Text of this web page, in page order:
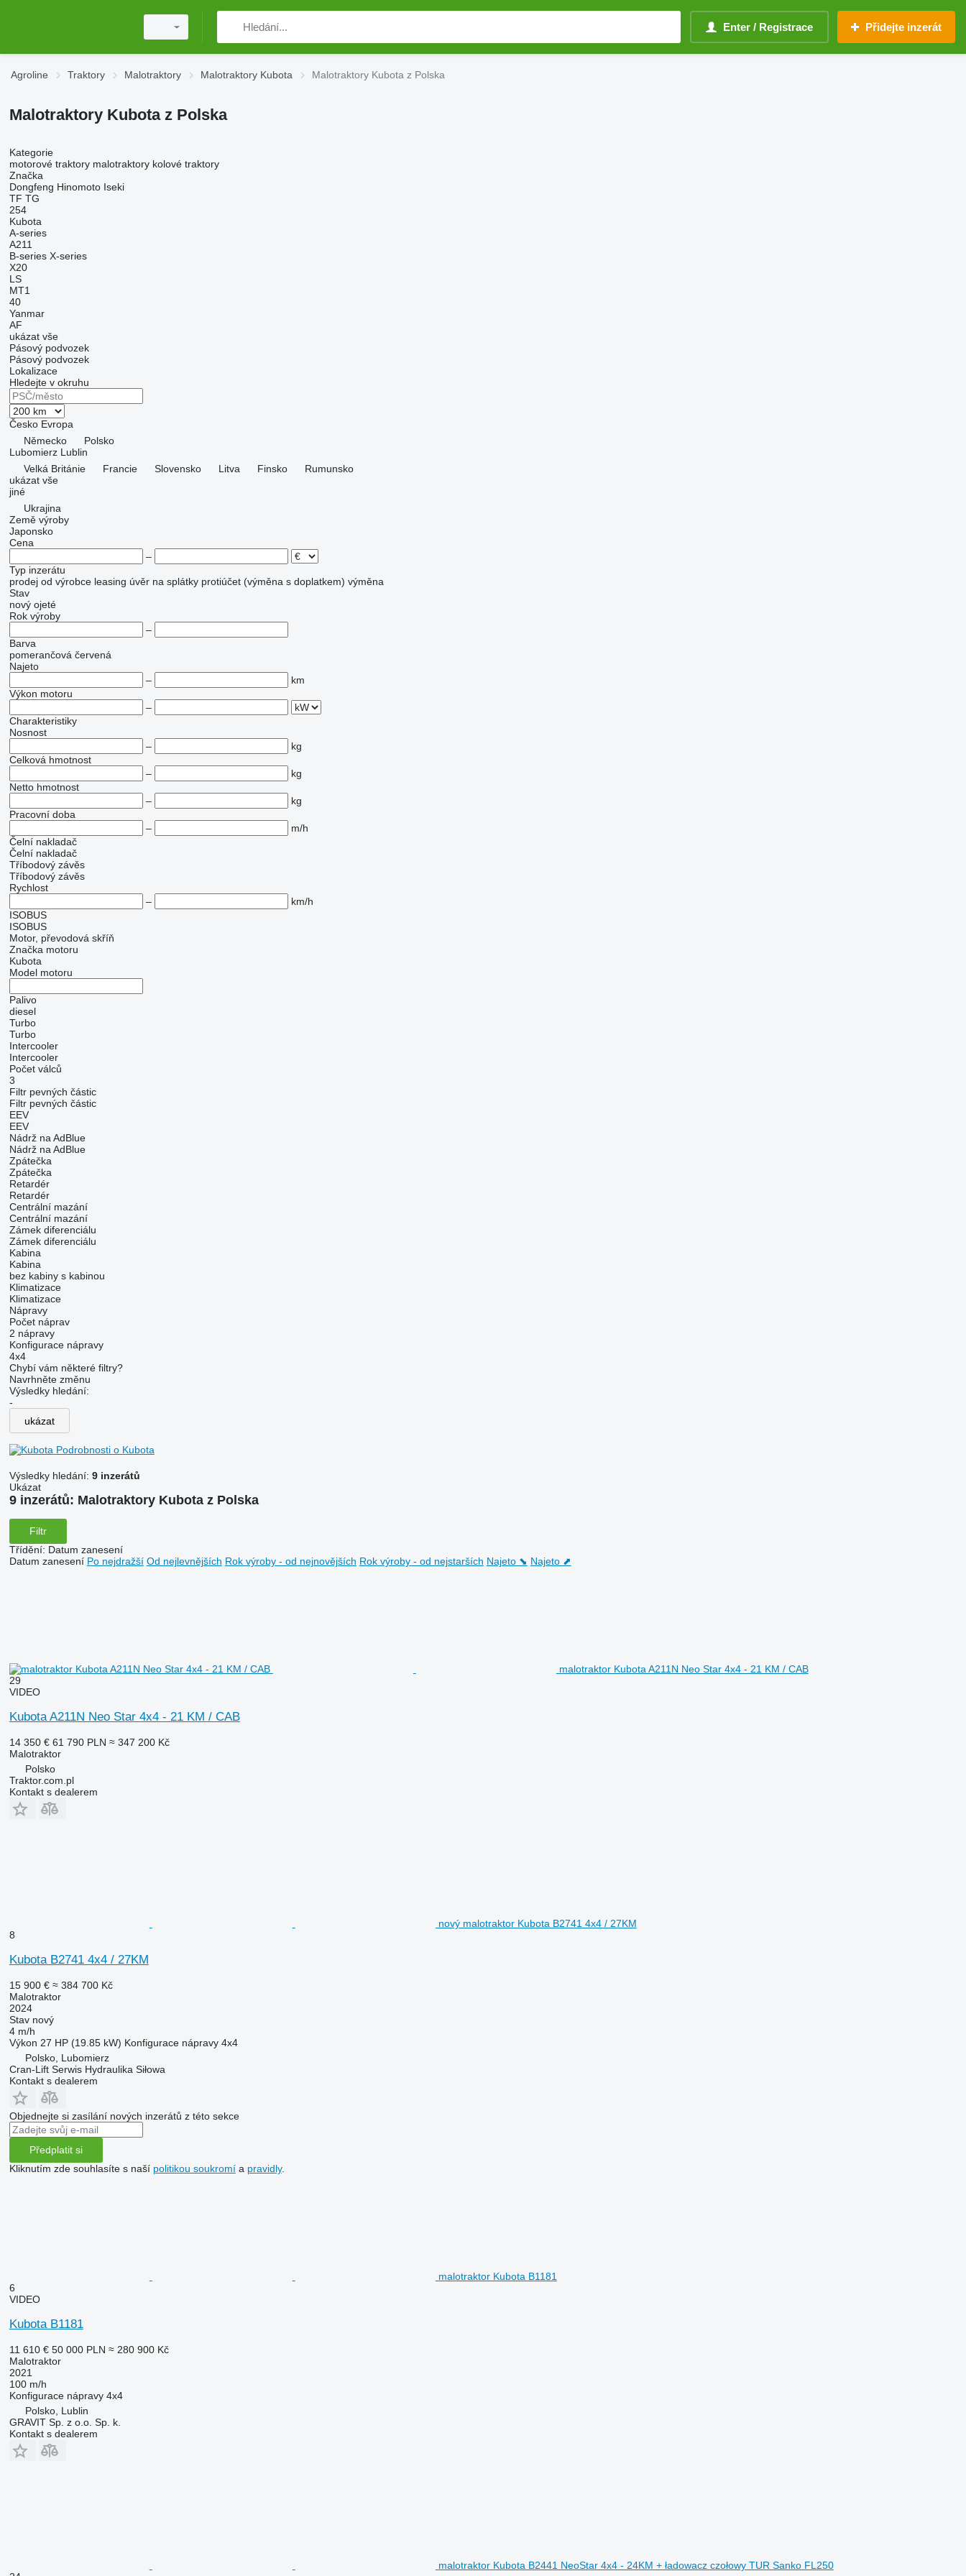
Enter / Registrace Přidejte inzerát
Agroline Traktory Malotraktory Malotraktory Kubota Malotraktory Kubota z Polska
Malotraktory Kubota z Polska
Kategorie
motorové traktory malotraktory kolové traktory
Značka
Dongfeng Hinomoto Iseki
TF TG
254
Kubota
A-series
A211
B-series X-series
X20
LS
MT1
40
Yanmar
AF
ukázat vše
Pásový podvozek
Pásový podvozek
Lokalizace
Hledejte v okruhu
Česko Evropa
Německo
Polsko
Lubomierz Lublin
Velká Británie
Francie Slovensko Litva Finsko
Rumunsko
ukázat vše
jiné
Ukrajina
Země výroby
Japonsko
Cena
–
Typ inzerátu
prodej od výrobce leasing úvěr na splátky protiúčet (výměna s doplatkem) výměna
Stav
nový ojeté
Rok výroby
–
Barva
pomerančová červená
Najeto
–
km
Výkon motoru
–
Charakteristiky
Nosnost
–
kg
Celková hmotnost
–
kg
Netto hmotnost
–
kg
Pracovní doba
–
m/h
Čelní nakladač
Čelní nakladač
Tříbodový závěs
Tříbodový závěs
Rychlost
–
km/h
ISOBUS
ISOBUS
Motor, převodová skříň
Značka motoru
Kubota
Model motoru
Palivo
diesel
Turbo
Turbo
Intercooler
Intercooler
Počet válců
3
Filtr pevných částic
Filtr pevných částic
EEV
EEV
Nádrž na AdBlue
Nádrž na AdBlue
Zpátečka
Zpátečka
Retardér
Retardér
Centrální mazání
Centrální mazání
Zámek diferenciálu
Zámek diferenciálu
Kabina
Kabina
bez kabiny s kabinou
Klimatizace
Klimatizace
Nápravy
Počet náprav
2 nápravy
Konfigurace nápravy
4x4
Chybí vám některé filtry?
Navrhněte změnu
Výsledky hledání:
-
ukázat
Podrobnosti o Kubota
Výsledky hledání: 9 inzerátů
Ukázat
9 inzerátů: Malotraktory Kubota z Polska
Filtr
Třídění: Datum zanesení
Datum zanesení Po nejdražší Od nejlevnějších Rok výroby - od nejnovějších Rok výroby - od nejstarších Najeto ⬊ Najeto ⬈
malotraktor Kubota A211N Neo Star 4x4 - 21 KM / CAB
29
VIDEO
Kubota A211N Neo Star 4x4 - 21 KM / CAB
14 350 € 61 790 PLN ≈ 347 200 Kč
Malotraktor
Polsko
Traktor.com.pl
Kontakt s dealerem
nový malotraktor Kubota B2741 4x4 / 27KM
8
Kubota B2741 4x4 / 27KM
15 900 € ≈ 384 700 Kč
Malotraktor
2024
Stavnový
4 m/h
Výkon 27 HP (19.85 kW) Konfigurace nápravy 4x4
Polsko, Lubomierz
Cran-Lift Serwis Hydraulika Siłowa
Kontakt s dealerem
Objednejte si zasílání nových inzerátů z této sekce
Předplatit si
Kliknutím zde souhlasíte s naší politikou soukromía pravidly.
malotraktor Kubota B1181
6
VIDEO
Kubota B1181
11 610 € 50 000 PLN ≈ 280 900 Kč
Malotraktor
2021
100 m/h
Konfigurace nápravy 4x4
Polsko, Lublin
GRAVIT Sp. z o.o. Sp. k.
Kontakt s dealerem
malotraktor Kubota B2441 NeoStar 4x4 - 24KM + ładowacz czołowy TUR Sanko FL250